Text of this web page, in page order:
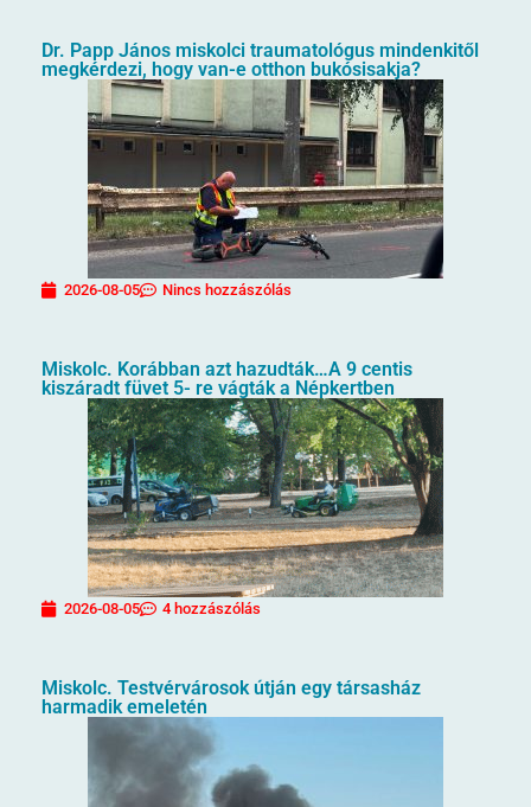
Dr. Papp János miskolci traumatológus mindenkitől
megkérdezi, hogy van-e otthon bukósisakja?
2026-08-05 Nincs hozzászólás
Miskolc. Korábban azt hazudták…A 9 centis
kiszáradt füvet 5- re vágták a Népkertben
2026-08-05 4 hozzászólás
Miskolc. Testvérvárosok útján egy társasház
harmadik emeletén